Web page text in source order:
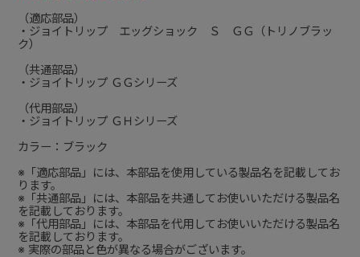
（適応部品）
・ジョイトリップ エッグショック Ｓ ＧＧ（トリノブラッ
ク）
（共通部品）
・ジョイトリップ ＧＧシリーズ
（代用部品）
・ジョイトリップ ＧＨシリーズ
カラー：ブラック
※「適応部品」には、本部品を使用している製品名を記載してお
ります。
※「共通部品」には、本部品を共通してお使いいただける製品名
を記載しております。
※「代用部品」には、本部品を代用してお使いいただける製品名
を記載しております。
※ 実際の部品と色が異なる場合がございます。